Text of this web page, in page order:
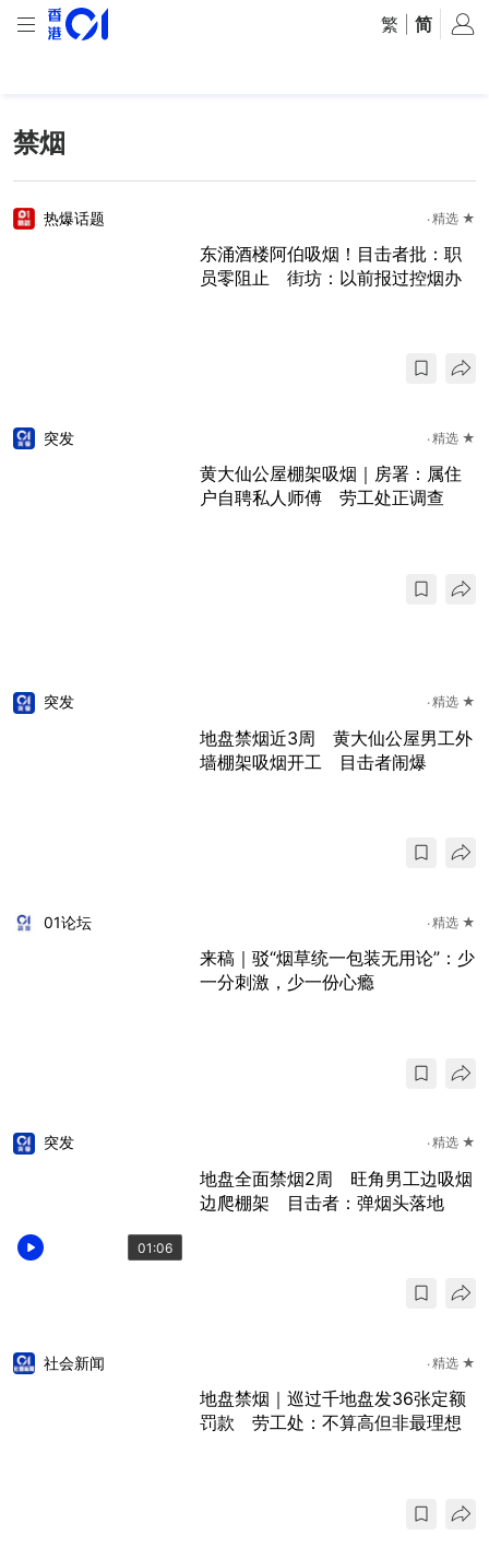
繁 简
禁烟
热爆话题 精选 ★
东涌酒楼阿伯吸烟！目击者批：职
员零阻止 街坊：以前报过控烟办
突发 精选 ★
黄大仙公屋棚架吸烟｜房署：属住
户自聘私人师傅 劳工处正调查
突发 精选 ★
地盘禁烟近3周 黄大仙公屋男工外
墙棚架吸烟开工 目击者闹爆
01论坛 精选 ★
来稿｜驳“烟草统一包装无用论”：少
一分刺激，少一份心瘾
01:06
突发 精选 ★
地盘全面禁烟2周 旺角男工边吸烟
边爬棚架 目击者：弹烟头落地
社会新闻 精选 ★
地盘禁烟｜巡过千地盘发36张定额
罚款 劳工处：不算高但非最理想